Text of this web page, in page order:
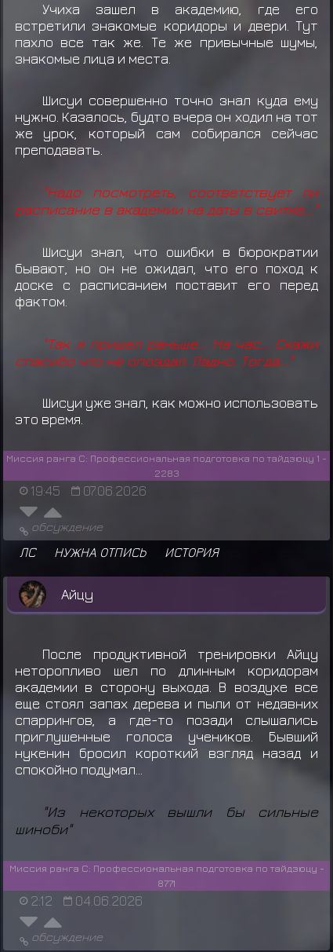
Учиха зашел в академию, где его
встретили знакомые коридоры и двери. Тут
пахло все так же. Те же привычные шумы,
знакомые лица и места.
Шисуи совершенно точно знал куда ему
нужно. Казалось, будто вчера он ходил на тот
же урок, который сам собирался сейчас
преподавать.
"Надо посмотреть, соответствует ли
расписание в академии на даты в свитке..."
Шисуи знал, что ошибки в бюрократии
бывают, но он не ожидал, что его поход к
доске с расписанием поставит его перед
фактом.
"Так я пришел раньше... На час... Скажи
спасибо что не опоздал. Ладно. Тогда..."
Шисуи уже знал, как можно использовать
это время.
Миссия ранга C: Профессиональная подготовка по тайдзюцу 1 -
2283
19:45 07.06.2026
обсуждение
ЛС НУЖНА ОТПИСЬ ИСТОРИЯ
Айцу
После продуктивной тренировки Айцу
неторопливо шел по длинным коридорам
академии в сторону выхода. В воздухе все
еще стоял запах дерева и пыли от недавних
спаррингов, а где-то позади слышались
приглушенные голоса учеников. Бывший
нукенин бросил короткий взгляд назад и
спокойно подумал...
"Из некоторых вышли бы сильные
шиноби"
Миссия ранга C: Профессиональная подготовка по тайдзюцу -
8771
2:12 04.06.2026
обсуждение